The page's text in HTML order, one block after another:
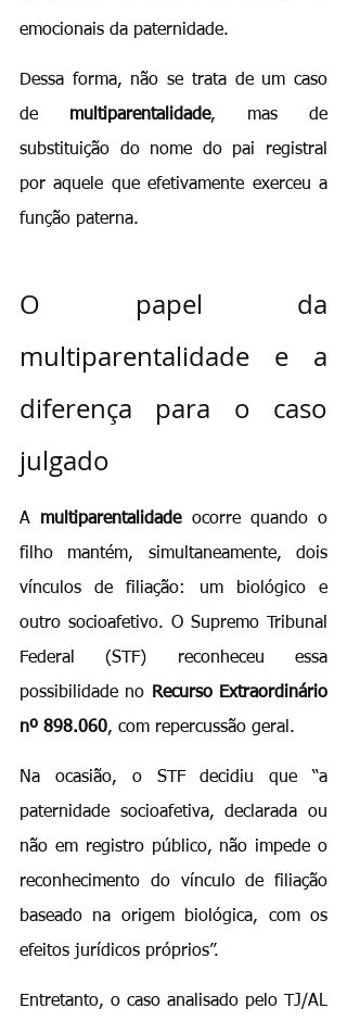
emocionais da paternidade.
Dessa forma, não se trata de um caso
de multiparentalidade, mas de
substituição do nome do pai registral
por aquele que efetivamente exerceu a
função paterna.
O papel da
multiparentalidade e a
diferença para o caso
julgado
A multiparentalidade ocorre quando o
filho mantém, simultaneamente, dois
vínculos de filiação: um biológico e
outro socioafetivo. O Supremo Tribunal
Federal (STF) reconheceu essa
possibilidade no
Recurso Extraordinário
nº 898.060, com repercussão geral.
Na ocasião, o STF decidiu que “a
paternidade socioafetiva, declarada ou
não em registro público, não impede o
reconhecimento do vínculo de filiação
baseado na origem biológica, com os
efeitos jurídicos próprios”.
Entretanto, o caso analisado pelo TJ/AL